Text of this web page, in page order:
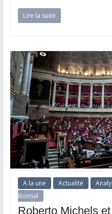
Lire la suite
A la une Actualité
Bonnal
Roberto Michels